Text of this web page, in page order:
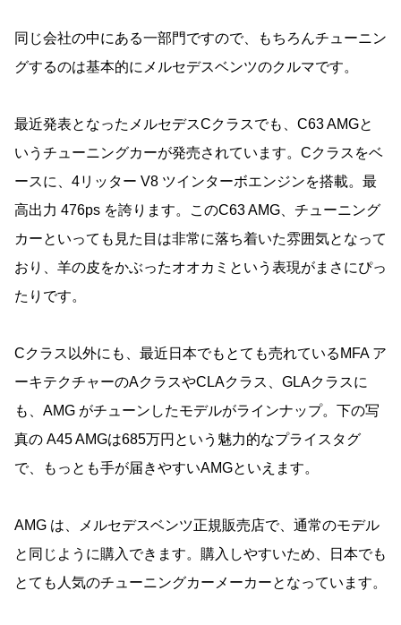
同じ会社の中にある一部門ですので、もちろんチューニン
グするのは基本的にメルセデスベンツのクルマです。
最近発表となったメルセデスCクラスでも、C63 AMGと
いうチューニングカーが発売されています。Cクラスをベ
ースに、4リッター V8 ツインターボエンジンを搭載。最
高出力 476ps を誇ります。このC63 AMG、チューニング
カーといっても見た目は非常に落ち着いた雰囲気となって
おり、羊の皮をかぶったオオカミという表現がまさにぴっ
たりです。
Cクラス以外にも、最近日本でもとても売れているMFA ア
ーキテクチャーのAクラスやCLAクラス、GLAクラスに
も、AMG がチューンしたモデルがラインナップ。下の写
真の A45 AMGは685万円という魅力的なプライスタグ
で、もっとも手が届きやすいAMGといえます。
AMG は、メルセデスベンツ正規販売店で、通常のモデル
と同じように購入できます。購入しやすいため、日本でも
とても人気のチューニングカーメーカーとなっています。